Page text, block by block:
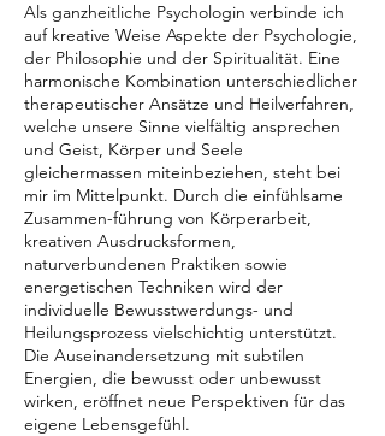
Als ganzheitliche Psychologin verbinde ich
auf kreative Weise Aspekte der Psychologie,
der Philosophie und der Spiritualität. Eine
harmonische Kombination unterschiedlicher
therapeutischer Ansätze und Heilverfahren,
welche unsere Sinne vielfältig ansprechen
und Geist, Körper und Seele
gleichermassen miteinbeziehen, steht bei
mir im Mittelpunkt. Durch die einfühlsame
Zusammen-führung von Körperarbeit,
kreativen Ausdrucksformen,
naturverbundenen Praktiken sowie
energetischen Techniken wird der
individuelle Bewusstwerdungs- und
Heilungsprozess vielschichtig unterstützt.
Die Auseinandersetzung mit subtilen
Energien, die bewusst oder unbewusst
wirken, eröffnet neue Perspektiven für das
eigene Lebensgefühl.